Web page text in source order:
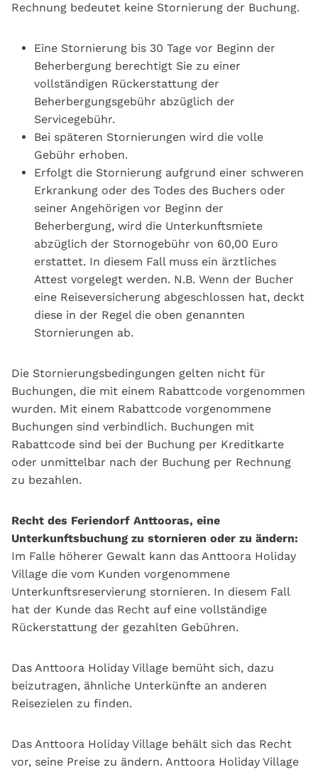
Rechnung bedeutet keine Stornierung der Buchung.
Eine Stornierung bis 30 Tage vor Beginn der
Beherbergung berechtigt Sie zu einer
vollständigen Rückerstattung der
Beherbergungsgebühr abzüglich der
Servicegebühr.
Bei späteren Stornierungen wird die volle
Gebühr erhoben.
Erfolgt die Stornierung aufgrund einer schweren
Erkrankung oder des Todes des Buchers oder
seiner Angehörigen vor Beginn der
Beherbergung, wird die Unterkunftsmiete
abzüglich der Stornogebühr von 60,00 Euro
erstattet. In diesem Fall muss ein ärztliches
Attest vorgelegt werden. N.B. Wenn der Bucher
eine Reiseversicherung abgeschlossen hat, deckt
diese in der Regel die oben genannten
Stornierungen ab.
Die Stornierungsbedingungen gelten nicht für
Buchungen, die mit einem Rabattcode vorgenommen
wurden. Mit einem Rabattcode vorgenommene
Buchungen sind verbindlich. Buchungen mit
Rabattcode sind bei der Buchung per Kreditkarte
oder unmittelbar nach der Buchung per Rechnung
zu bezahlen.
Recht des Feriendorf Anttooras, eine
Unterkunftsbuchung zu stornieren oder zu ändern:
Im Falle höherer Gewalt kann das Anttoora Holiday
Village die vom Kunden vorgenommene
Unterkunftsreservierung stornieren. In diesem Fall
hat der Kunde das Recht auf eine vollständige
Rückerstattung der gezahlten Gebühren.
Das Anttoora Holiday Village bemüht sich, dazu
beizutragen, ähnliche Unterkünfte an anderen
Reisezielen zu finden.
Das Anttoora Holiday Village behält sich das Recht
vor, seine Preise zu ändern. Anttoora Holiday Village